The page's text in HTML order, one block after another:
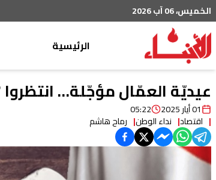
الخميس، 06 آب 2026
الرئيسية
محليات
عربي
خاص
رياضة
عيديّة العمّال مؤجّلة… انتظروا 7 أيّار
01 أيار 2025 05:22
اقتصاد نداء الوطن رماح هاشم